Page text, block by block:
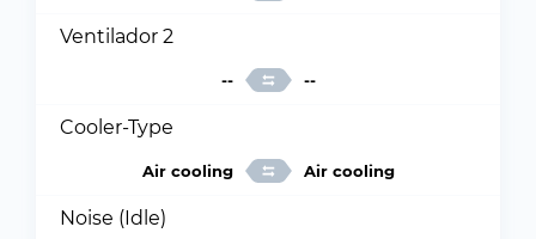
Ventilador 2
-- --
Cooler-Type
Air cooling Air cooling
Noise (Idle)